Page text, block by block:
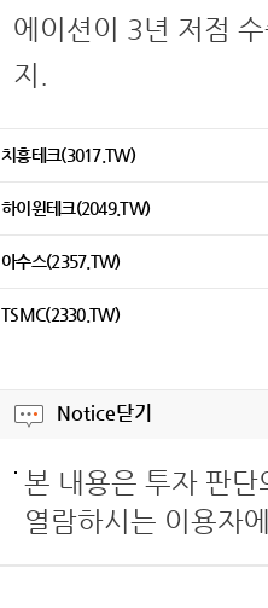
에이션이 3년 저점
지.
치훙테크(3017.TW)
하이윈테크(2049.TW)
아수스(2357.TW)
TSMC(2330.TW)
Notice닫기
본 내용은 투자 판
열람하시는 이용자